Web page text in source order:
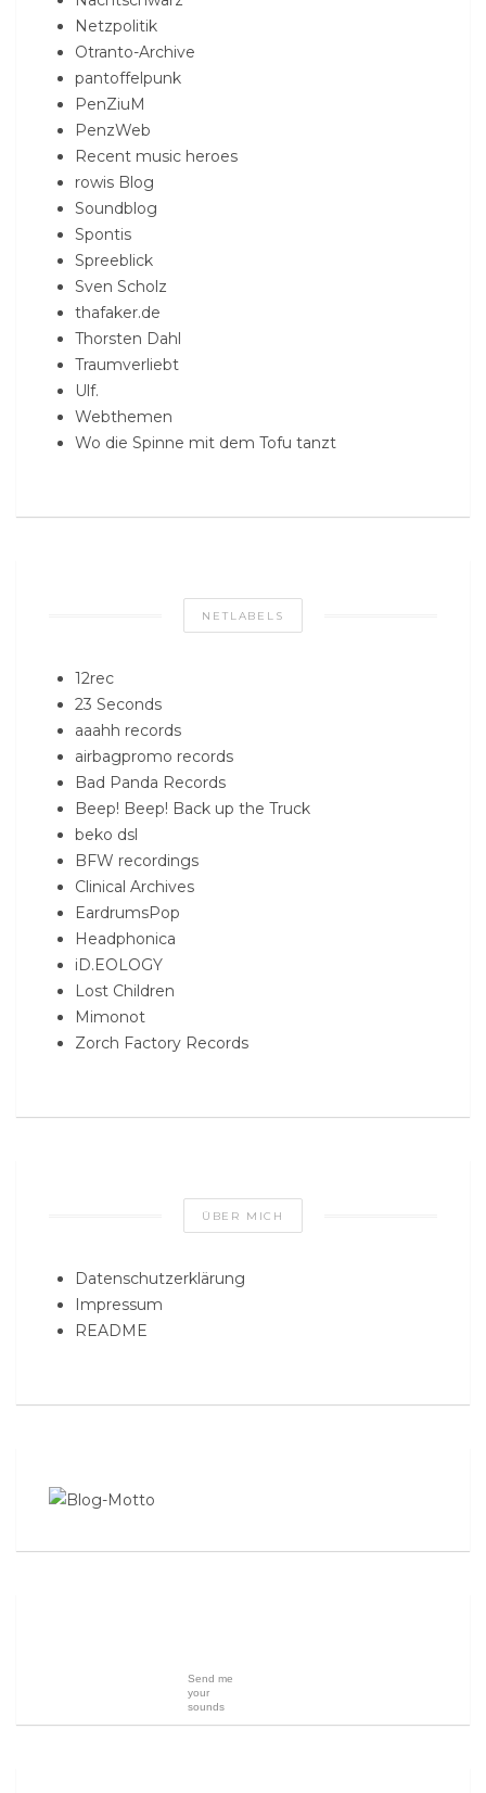
Netzpolitik
Otranto-Archive
pantoffelpunk
PenZiuM
PenzWeb
Recent music heroes
rowis Blog
Soundblog
Spontis
Spreeblick
Sven Scholz
thafaker.de
Thorsten Dahl
Traumverliebt
Ulf.
Webthemen
Wo die Spinne mit dem Tofu tanzt
NETLABELS
12rec
23 Seconds
aaahh records
airbagpromo records
Bad Panda Records
Beep! Beep! Back up the Truck
beko dsl
BFW recordings
Clinical Archives
EardrumsPop
Headphonica
iD.EOLOGY
Lost Children
Mimonot
Zorch Factory Records
ÜBER MICH
Datenschutzerklärung
Impressum
README
Send me
your
sounds